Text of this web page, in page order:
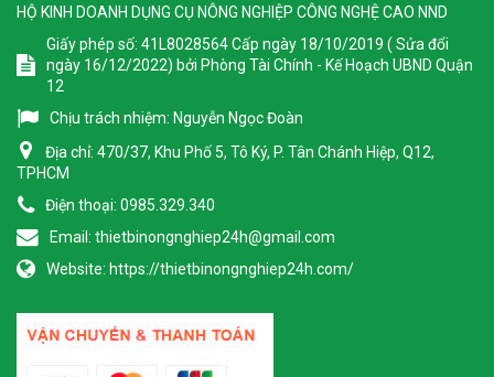
HỘ KINH DOANH DỤNG CỤ NÔNG NGHIỆP CÔNG NGHỆ CAO NND
Giấy phép số: 41L8028564 Cấp ngày 18/10/2019 ( Sửa đổi
ngày 16/12/2022) bởi Phòng Tài Chính - Kế Hoạch UBND Quận
12
Chịu trách nhiệm: Nguyễn Ngọc Đoàn
Địa chỉ: 470/37, Khu Phố 5, Tô Ký, P. Tân Chánh Hiệp, Q12,
TPHCM
Điện thoại: 0985.329.340
Email: thietbinongnghiep24h@gmail.com
Website: https://thietbinongnghiep24h.com/